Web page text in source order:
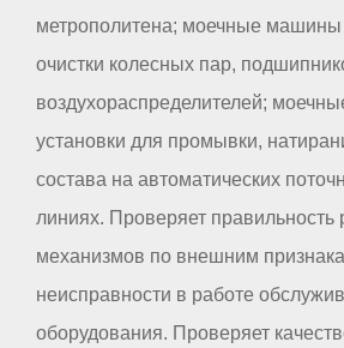
метрополитена; моечные
очистки колесных пар,
воздухораспределителей;
установки для промывки,
состава на автоматических
линиях. Проверяет правильность
механизмов по внешним
неисправности в работе
оборудования. Проверяет